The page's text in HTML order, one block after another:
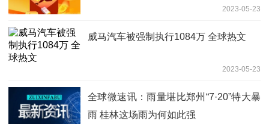
2023-05-23
威马汽车被强制执行1084万 全球热文
2023-05-23
全球微速讯：雨量堪比郑州“7·20”特大暴
雨 桂林这场雨为何如此强